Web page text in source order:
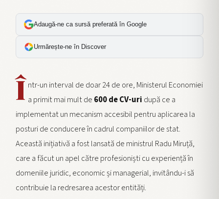
Adaugă-ne ca sursă preferată în Google
Urmărește-ne în Discover
Î ntr-un interval de doar 24 de ore, Ministerul Economiei
a primit mai mult de 600 de CV-uri după ce a
implementat un mecanism accesibil pentru aplicarea la
posturi de conducere în cadrul companiilor de stat.
Această inițiativă a fost lansată de ministrul Radu Miruță,
care a făcut un apel către profesioniști cu experiență în
domeniile juridic, economic și managerial, invitându-i să
contribuie la redresarea acestor entități.